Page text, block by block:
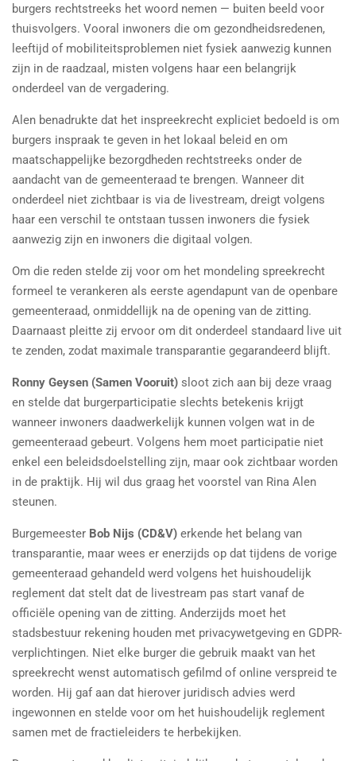
burgers rechtstreeks het woord nemen — buiten beeld voor
thuisvolgers. Vooral inwoners die om gezondheidsredenen,
leeftijd of mobiliteitsproblemen niet fysiek aanwezig kunnen
zijn in de raadzaal, misten volgens haar een belangrijk
onderdeel van de vergadering.
Alen benadrukte dat het inspreekrecht expliciet bedoeld is om
burgers inspraak te geven in het lokaal beleid en om
maatschappelijke bezorgdheden rechtstreeks onder de
aandacht van de gemeenteraad te brengen. Wanneer dit
onderdeel niet zichtbaar is via de livestream, dreigt volgens
haar een verschil te ontstaan tussen inwoners die fysiek
aanwezig zijn en inwoners die digitaal volgen.
Om die reden stelde zij voor om het mondeling spreekrecht
formeel te verankeren als eerste agendapunt van de openbare
gemeenteraad, onmiddellijk na de opening van de zitting.
Daarnaast pleitte zij ervoor om dit onderdeel standaard live uit
te zenden, zodat maximale transparantie gegarandeerd blijft.
Ronny Geysen (Samen Vooruit) sloot zich aan bij deze vraag
en stelde dat burgerparticipatie slechts betekenis krijgt
wanneer inwoners daadwerkelijk kunnen volgen wat in de
gemeenteraad gebeurt. Volgens hem moet participatie niet
enkel een beleidsdoelstelling zijn, maar ook zichtbaar worden
in de praktijk. Hij wil dus graag het voorstel van Rina Alen
steunen.
Burgemeester Bob Nijs (CD&V) erkende het belang van
transparantie, maar wees er enerzijds op dat tijdens de vorige
gemeenteraad gehandeld werd volgens het huishoudelijk
reglement dat stelt dat de livestream pas start vanaf de
officiële opening van de zitting. Anderzijds moet het
stadsbestuur rekening houden met privacywetgeving en GDPR-
verplichtingen. Niet elke burger die gebruik maakt van het
spreekrecht wenst automatisch gefilmd of online verspreid te
worden. Hij gaf aan dat hierover juridisch advies werd
ingewonnen en stelde voor om het huishoudelijk reglement
samen met de fractieleiders te herbekijken.